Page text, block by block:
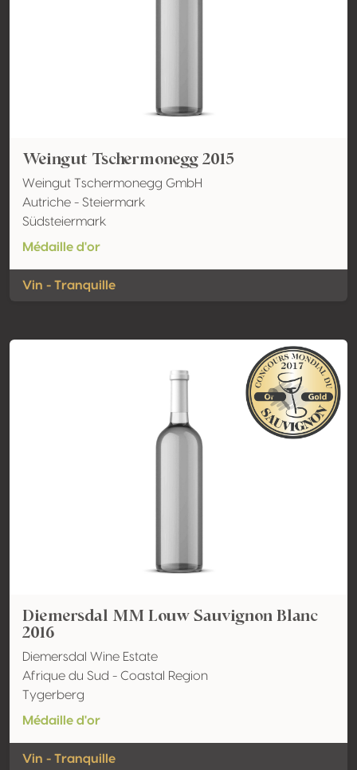
Weingut Tschermonegg 2015
Weingut Tschermonegg GmbH
Autriche - Steiermark
Südsteiermark
Médaille d'or
Vin - Tranquille
Diemersdal MM Louw Sauvignon Blanc
2016
Diemersdal Wine Estate
Afrique du Sud - Coastal Region
Tygerberg
Médaille d'or
Vin - Tranquille